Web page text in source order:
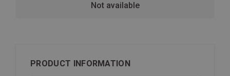
Not available
PRODUCT INFORMATION